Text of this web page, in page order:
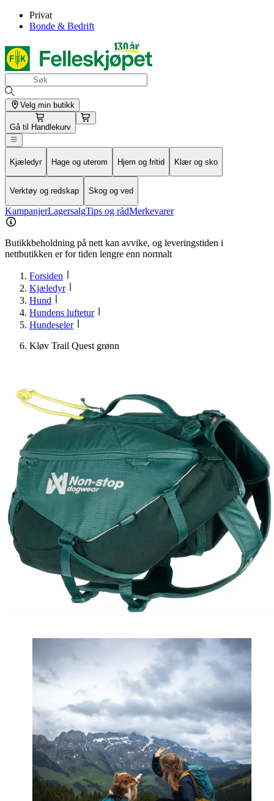
Privat
Bonde & Bedrift
Velg min butikk
Gå til Handlekurv
Kjæledyr Hage og uterom Hjem og fritid Klær og sko
Verktøy og redskap Skog og ved
KampanjerLagersalgTips og rådMerkevarer
Butikkbeholdning på nett kan avvike, og leveringstiden i
nettbutikken er for tiden lengre enn normalt
Forsiden
Kjæledyr
Hund
Hundens luftetur
Hundeseler
Kløv Trail Quest grønn